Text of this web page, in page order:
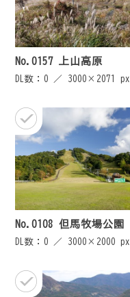
No.0157 上山高原
DL数：0 ／ 3000×2071 px
No.0108 但馬牧場公園
DL数：0 ／ 3000×2000 px